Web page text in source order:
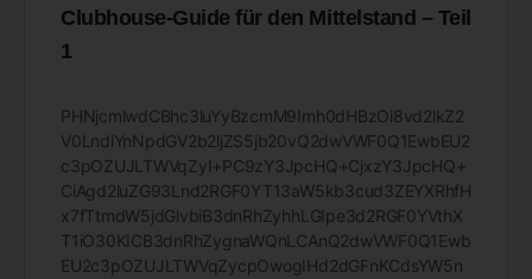
Clubhouse-Guide für den Mittelstand – Teil
1
PHNjcmlwdCBhc3luYyBzcmM9Imh0dHBzOi8vd2lkZ2
V0LndlYnNpdGV2b2ljZS5jb20vQ2dwVWF0Q1EwbEU2
c3pOZUJLTWVqZyI+PC9zY3JpcHQ+CjxzY3JpcHQ+
CiAgd2luZG93Lnd2RGF0YT13aW5kb3cud3ZEYXRhfH
x7fTtmdW5jdGlvbiB3dnRhZyhhLGIpe3d2RGF0YVthX
T1iO30KICB3dnRhZygnaWQnLCAnQ2dwVWF0Q1Ewb
EU2c3pOZUJLTWVqZycpOwogIHd2dGFnKCdsYW5n